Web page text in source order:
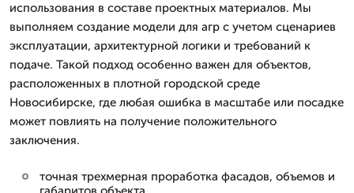
использования в составе проектных материалов. Мы
выполняем создание модели для агр с учетом сценариев
эксплуатации, архитектурной логики и требований к
подаче. Такой подход особенно важен для объектов,
расположенных в плотной городской среде
Новосибирске, где любая ошибка в масштабе или посадке
может повлиять на получение положительного
заключения.
точная трехмерная проработка фасадов, объемов и